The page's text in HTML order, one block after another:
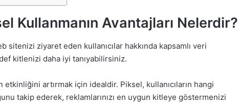
Kullanmanın Avantajları Nelerdir?
sitenizi ziyaret eden kullanıcılar hakkında kapsamlı veri
kitlenizi daha iyi tanıyabilirsiniz.
etkinliğini artırmak için idealdir. Piksel, kullanıcıların hangi
takip ederek, reklamlarınızı en uygun kitleye göstermenizi